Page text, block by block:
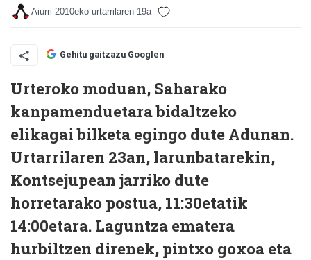
Aiurri 2010eko urtarrilaren 19a
Gehitu gaitzazu Googlen
Urteroko moduan, Saharako
kanpamenduetara bidaltzeko
elikagai bilketa egingo dute Adunan.
Urtarrilaren 23an, larunbatarekin,
Kontsejupean jarriko dute
horretarako postua, 11:30etatik
14:00etara. Laguntza ematera
hurbiltzen direnek, pintxo goxoa eta